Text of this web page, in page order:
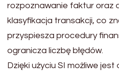
rozpoznawanie faktur oraz
klasyfikacja transakcji, co
przyspiesza procedury
ogranicza liczbę błędów.
Dzięki użyciu SI możliwe